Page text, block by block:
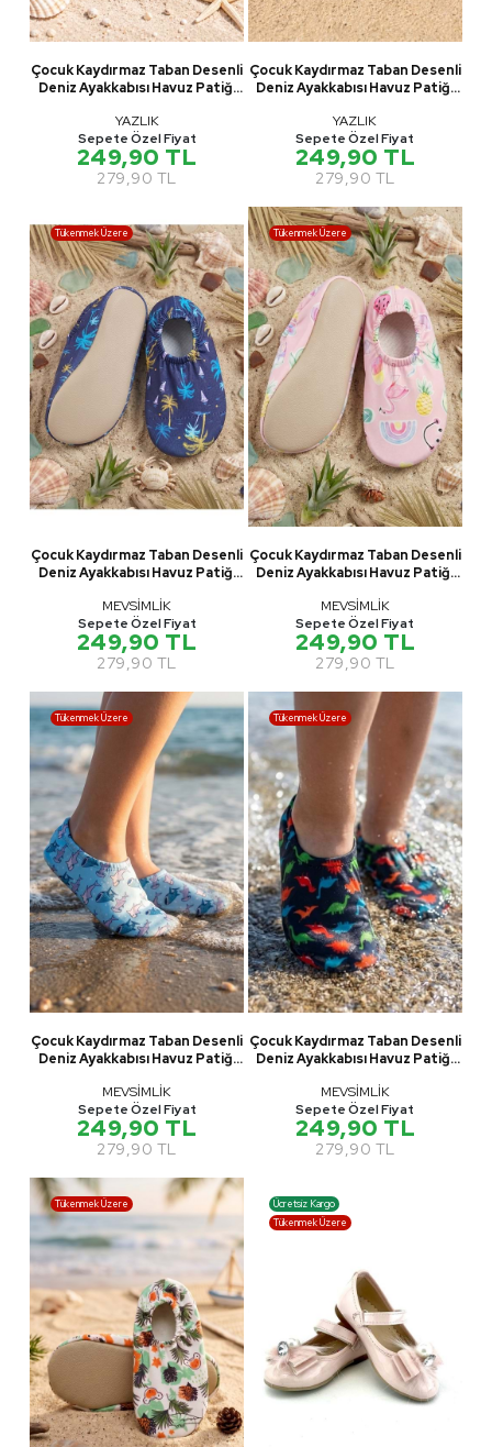
Çocuk Kaydırmaz Taban Desenli
Deniz Ayakkabısı Havuz Patiği
YAZLIK
Sepete Özel Fiyat
249,90 TL
279,90 TL
Çocuk Kaydırmaz Taban Desenli
Deniz Ayakkabısı Havuz Patiği
YAZLIK
Sepete Özel Fiyat
249,90 TL
279,90 TL
Tükenmek Üzere
Çocuk Kaydırmaz Taban Desenli
Deniz Ayakkabısı Havuz Patiği
MEVSİMLİK
Sepete Özel Fiyat
249,90 TL
279,90 TL
Tükenmek Üzere
Çocuk Kaydırmaz Taban Desenli
Deniz Ayakkabısı Havuz Patiği
MEVSİMLİK
Sepete Özel Fiyat
249,90 TL
279,90 TL
Tükenmek Üzere
Çocuk Kaydırmaz Taban Desenli
Deniz Ayakkabısı Havuz Patiği
MEVSİMLİK
Sepete Özel Fiyat
249,90 TL
279,90 TL
Tükenmek Üzere
Çocuk Kaydırmaz Taban Desenli
Deniz Ayakkabısı Havuz Patiği
MEVSİMLİK
Sepete Özel Fiyat
249,90 TL
279,90 TL
Tükenmek Üzere
Ücretsiz Kargo
Tükenmek Üzere